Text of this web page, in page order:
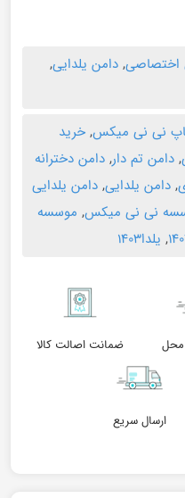
اختصاصی, دامن یلدایی,
نی نی میکس, خرید
, دامن تم دار, دامن دخترانه
, دامن یلدایی, دامن یلدایی
نی نی میکس, موسسه
, یلدا۱۴۰۳
محل ضمانت اصالت کالا
ارسال سریع